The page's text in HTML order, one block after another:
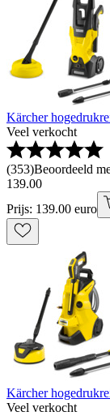
Kärcher
Veel verkocht
(353)Beoordeeld
139.00
Prijs: 139.00 euro
Kärcher
Veel verkocht